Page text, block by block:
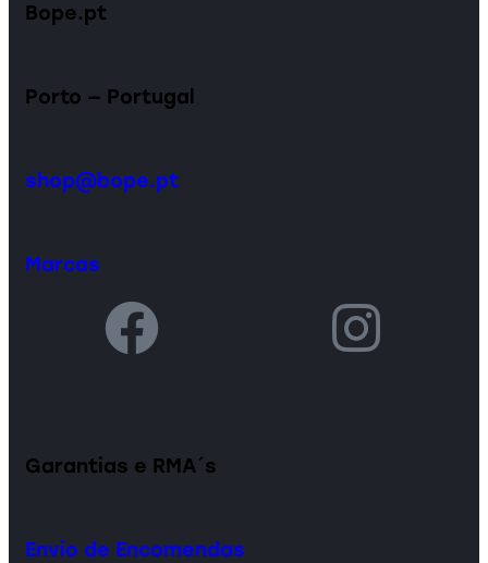
Bope.pt
Porto — Portugal
shop@bope.pt
Marcas
Garantias e RMA´s
Envio de Encomendas